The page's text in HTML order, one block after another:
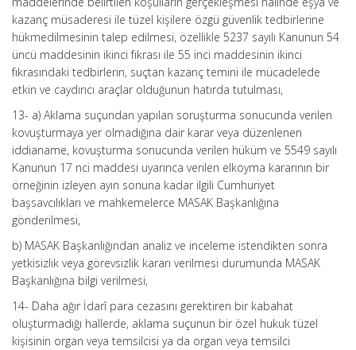
kazanç müsaderesi ile tüzel kişilere özgü güvenlik tedbirlerine
hükmedilmesinin talep edilmesi, özellikle 5237 sayılı Kanunun 54
üncü maddesinin ikinci fıkrası ile 55 inci maddesinin ikinci
fıkrasındaki tedbirlerin, suçtan kazanç temini ile mücadelede
etkin ve caydırıcı araçlar olduğunun hatırda tutulması,
13- a) Aklama suçundan yapılan soruşturma sonucunda verilen
kovuşturmaya yer olmadığına dair karar veya düzenlenen
iddianame, kovuşturma sonucunda verilen hüküm ve 5549 sayılı
Kanunun 17 nci maddesi uyarınca verilen elkoyma kararının bir
örneğinin izleyen ayın sonuna kadar ilgili Cumhuriyet
başsavcılıkları ve mahkemelerce MASAK Başkanlığına
gönderilmesi,
b) MASAK Başkanlığından analiz ve inceleme istendikten sonra
yetkisizlik veya görevsizlik kararı verilmesi durumunda MASAK
Başkanlığına bilgi verilmesi,
14- Daha ağır İdarî para cezasını gerektiren bir kabahat
oluşturmadığı hallerde, aklama suçunun bir özel hukuk tüzel
kişisinin organ veya temsilcisi ya da organ veya temsilci